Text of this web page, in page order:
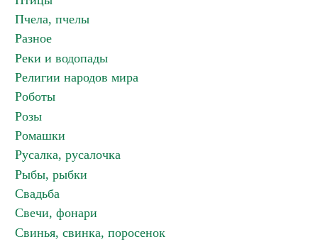
Пчела, пчелы
Разное
Реки и водопады
Религии народов мира
Роботы
Розы
Ромашки
Русалка, русалочка
Рыбы, рыбки
Свадьба
Свечи, фонари
Свинья, свинка, поросенок